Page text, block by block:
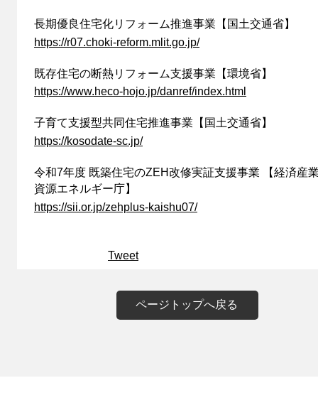
長期優良住宅化リフォーム推進事業【国土交通省】
https://r07.choki-reform.mlit.go.jp/
既存住宅の断熱リフォーム支援事業【環境省】
https://www.heco-hojo.jp/danref/index.html
子育て支援型共同住宅推進事業【国土交通省】
https://kosodate-sc.jp/
令和7年度 既築住宅のZEH改修実証支援事業 【経済産
資源エネルギー庁】
https://sii.or.jp/zehplus-kaishu07/
Tweet
ページトップへ戻る